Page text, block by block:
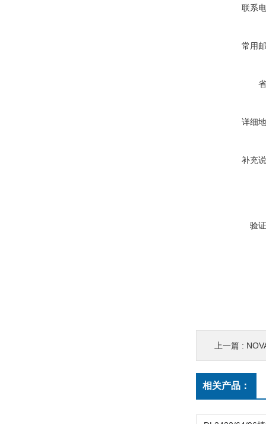
联系
常用
详细
补充
验
上一篇 :
相关产品：